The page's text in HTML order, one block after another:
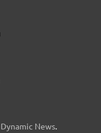
Dynamic News.